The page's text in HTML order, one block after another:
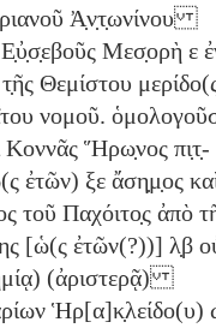
Ἀ̣ν̣τ̣ωνίνου
Μεσ̣ορὴ ε
τ̣ῆς Θεμίστου
νομοῦ.
Ἥρω̣νος πι̣τ̣-
ἐτῶν) ξε ἄση̣μ̣ος
τοῦ Παχόιτο̣ς
[ὡ(ς ἐτῶν(?))] λ̣β
(ἀριστερᾷ)
Ἡρ[α]κ̣λείδο(υ)